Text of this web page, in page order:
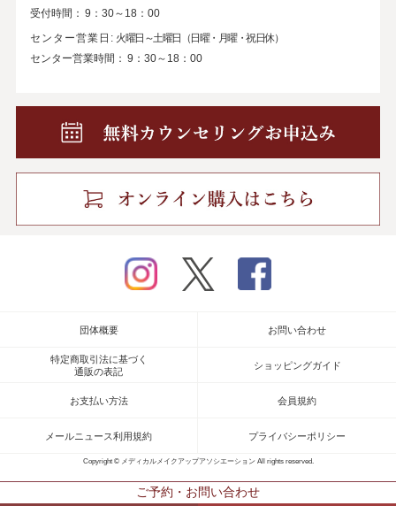
受付時間： 9：30～18：00
センター営業日: 火曜日～土曜日（日曜・月曜・祝日休）
センター営業時間： 9：30～18：00
instagram
団体概要 お問い合わせ
特定商取引法に基づく
通販の表記
ショッピングガイド
お支払い方法 会員規約
メールニュース利用規約 プライバシーポリシー
Copyright © メディカルメイクアップアソシエーション All rights reserved.
ご予約・お問い合わせ